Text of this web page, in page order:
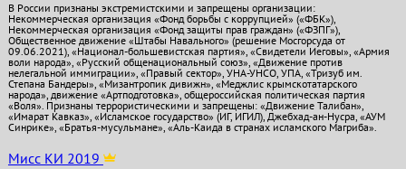
В России признаны экстремистскими и запрещены организации:
Некоммерческая организация «Фонд борьбы с коррупцией» («ФБК»),
Некоммерческая организация «Фонд защиты прав граждан» («ФЗПГ»),
Общественное движение «Штабы Навального» (решение Мосгорсуда от
09.06.2021), «Национал-большевистская партия», «Свидетели Иеговы», «Армия
воли народа», «Русский общенациональный союз», «Движение против
нелегальной иммиграции», «Правый сектор», УНА-УНСО, УПА, «Тризуб им.
Степана Бандеры», «Мизантропик дивижн», «Меджлис крымскотатарского
народа», движение «Артподготовка», общероссийская политическая партия
«Воля». Признаны террористическими и запрещены: «Движение Талибан»,
«Имарат Кавказ», «Исламское государство» (ИГ, ИГИЛ), Джебхад-ан-Нусра, «АУМ
Синрике», «Братья-мусульмане», «Аль-Каида в странах исламского Магриба».
Мисс КИ 2019